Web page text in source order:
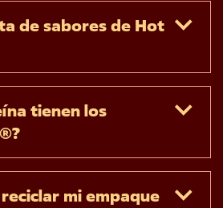
de sabores de Hot
tienen los
mi empaque